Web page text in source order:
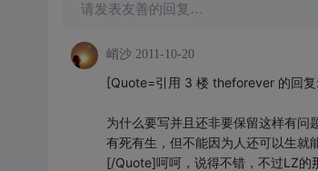
请发表友善的回复…
峭沙 2011-10-20
[Quote=引用 3 楼 theforever 的回
为什么要写并且还非要保留这样有问
有死有生，但不能因为人还可以生就
[/Quote]呵呵，说得不错，不过LZ的